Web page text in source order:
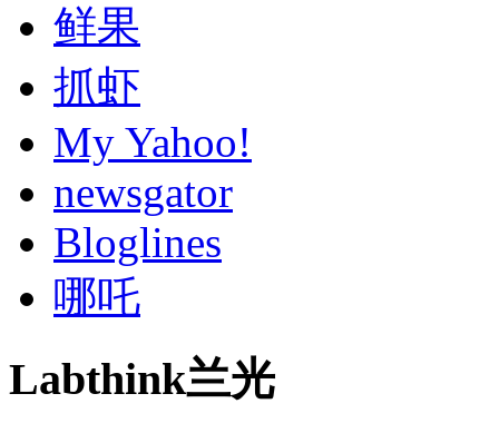
鲜果
抓虾
My Yahoo!
newsgator
Bloglines
哪吒
Labthink兰光